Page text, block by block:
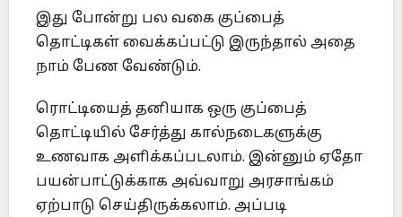
இது போன்று பல வகை குப்பைத்
தொட்டிகள் வைக்கப்பட்டு இருந்தால் அதை
நாம் பேண வேண்டும்.
ரொட்டியைத் தனியாக ஒரு குப்பைத்
தொட்டியில் சேர்த்து கால்நடைகளுக்கு
உணவாக அளிக்கப்படலாம். இன்னும் ஏதோ
பயன்பாட்டுக்காக அவ்வாறு அரசாங்கம்
ஏற்பாடு செய்திருக்கலாம். அப்படி